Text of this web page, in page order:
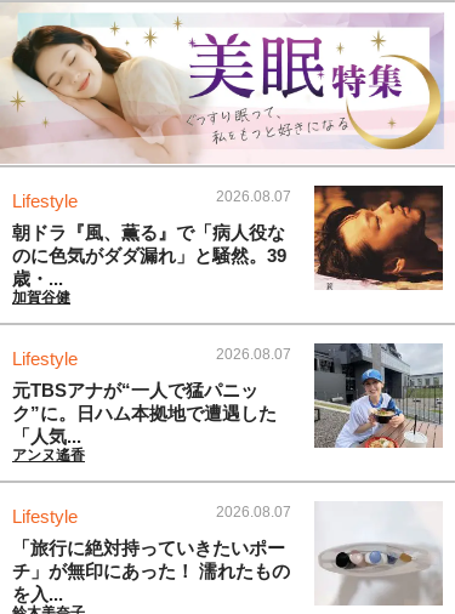
Lifestyle 2026.08.07
朝ドラ『風、薫る』で「病人役な
のに色気がダダ漏れ」と騒然。39
歳・...
加賀谷健
Lifestyle 2026.08.07
元TBSアナが“一人で猛パニッ
ク”に。日ハム本拠地で遭遇した
「人気...
アンヌ遙香
Lifestyle 2026.08.07
「旅行に絶対持っていきたいポー
チ」が無印にあった！ 濡れたもの
を入...